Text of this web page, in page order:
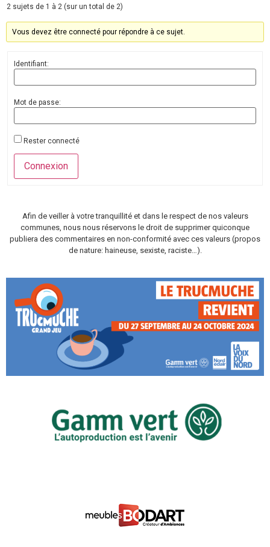
2 sujets de 1 à 2 (sur un total de 2)
Vous devez être connecté pour répondre à ce sujet.
Identifiant:
Mot de passe:
Rester connecté
Connexion
Afin de veiller à votre tranquillité et dans le respect de nos valeurs
communes, nous nous réservons le droit de supprimer quiconque
publiera des commentaires en non-conformité avec ces valeurs (propos
de nature: haineuse, sexiste, raciste…).